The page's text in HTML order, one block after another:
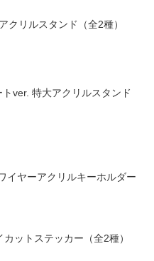
クリルスタンド（全2種）
ver. 特大アクリルスタンド
イヤーアクリルキーホルダー
ットステッカー（全2種）